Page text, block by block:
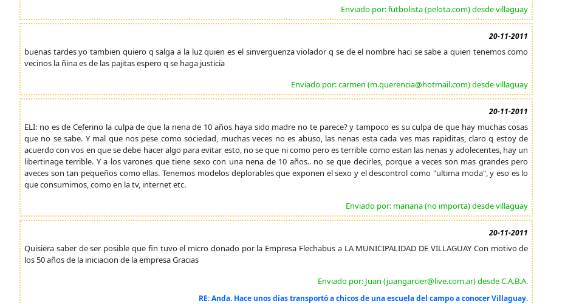
Enviado por: futbolista (pelota.com) desde villaguay
20-11-2011
buenas tardes yo tambien quiero q salga a la luz quien es el sinverguenza violador q se de el nombre haci se sabe a quien tenemos como
vecinos la ñina es de las pajitas espero q se haga justicia
Enviado por: carmen (m.querencia@hotmail.com) desde villaguay
20-11-2011
ELI: no es de Ceferino la culpa de que la nena de 10 años haya sido madre no te parece? y tampoco es su culpa de que hay muchas cosas
que no se sabe. Y mal que nos pese como sociedad, muchas veces no es abuso, las nenas esta cada ves mas rapiditas, claro q estoy de
acuerdo con vos en que se debe hacer algo para evitar esto, no se que ni como pero es terrible como estan las nenas y adolecentes, hay un
libertinage terrible. Y a los varones que tiene sexo con una nena de 10 años.. no se que decirles, porque a veces son mas grandes pero
aveces son tan pequeños como ellas. Tenemos modelos deplorables que exponen el sexo y el descontrol como "ultima moda", y eso es lo
que consumimos, como en la tv, internet etc.
Enviado por: mariana (no importa) desde villaguay
20-11-2011
Quisiera saber de ser posible que fin tuvo el micro donado por la Empresa Flechabus a LA MUNICIPALIDAD DE VILLAGUAY Con motivo de
los 50 años de la iniciacion de la empresa Gracias
Enviado por: Juan (juangarcier@live.com.ar) desde C.A.B.A.
RE: Anda. Hace unos días transportó a chicos de una escuela del campo a conocer Villaguay.